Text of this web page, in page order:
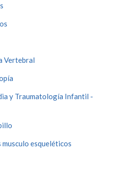
Vertebral
y Traumatología Infantil -
esqueléticos